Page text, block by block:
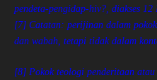
pendeta-pengidap-hiv?, diakses 12
[7] Catatan: perijinan dalam
dan wabah, tetapi tidak dalam
[8] Pokok teologi penderitaan